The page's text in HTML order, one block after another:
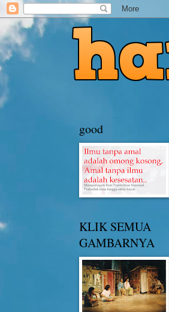
good
KLIK SEMUA
GAMBARNYA